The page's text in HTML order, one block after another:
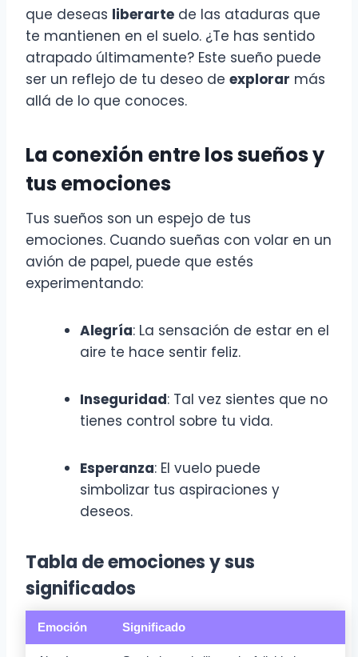
que deseas liberarte de las ataduras que
te mantienen en el suelo. ¿Te has sentido
atrapado últimamente? Este sueño puede
ser un reflejo de tu deseo de explorar más
allá de lo que conoces.
La conexión entre los sueños y
tus emociones
Tus sueños son un espejo de tus
emociones. Cuando sueñas con volar en un
avión de papel, puede que estés
experimentando:
Alegría: La sensación de estar en el
aire te hace sentir feliz.
Inseguridad: Tal vez sientes que no
tienes control sobre tu vida.
Esperanza: El vuelo puede
simbolizar tus aspiraciones y
deseos.
Tabla de emociones y sus
significados
Emoción Significado